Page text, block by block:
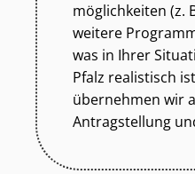
mög­lich­kei­ten (z.
weitere
was in Ihrer
Pfalz realistisch
übernehmen wir
Antragstellung